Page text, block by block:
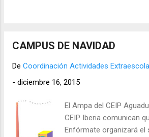
CAMPUS DE NAVIDAD
De Coordinación Actividades
- diciembre 16, 2015
El Ampa del CEIP
CEIP Iberia comunican
Enfórmate organizará el